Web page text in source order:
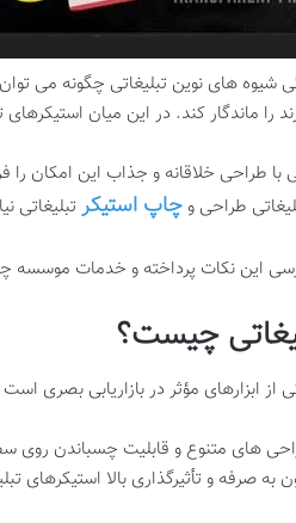
شیوه های نوین تبلیغاتی چگونه می
را ماندگار کند. در این میان استیکرهای
با طراحی خلاقانه و جذاب این امکان
طراحی وچاپ استیکر تبلیغاتی
این نکات پرداخته و خدمات موسسه
چیست؟
از ابزارهای مؤثر در بازاریابی
های متنوع و قابلیت چسباندن روی
به صرفه و تأثیرگذاری بالا استیکرهای